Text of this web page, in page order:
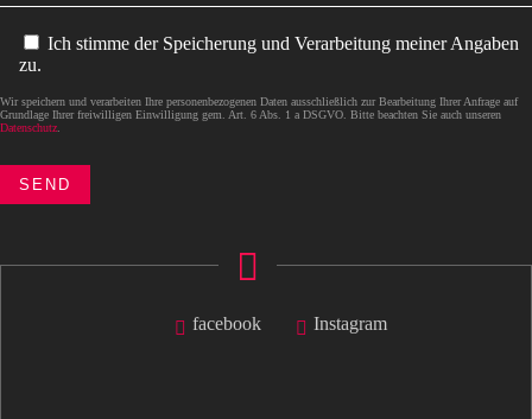
Ich stimme der Speicherung und Verarbeitung meiner Angaben
zu.
Wir speichern und verarbeiten Ihre personenbezogenen Daten ausschließlich zur Bearbeitung Ihrer Anfrage auf
Grundlage Ihrer freiwilligen Einwilligung gem. Art. 6 Abs. 1 a DSGVO. Bitte beachten Sie auch unseren
Datenschutz
facebook Instagram